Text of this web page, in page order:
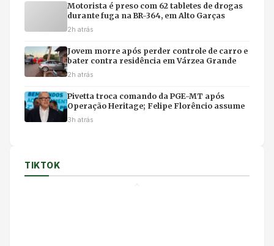
Motorista é preso com 62 tabletes de drogas
durante fuga na BR-364, em Alto Garças
2h atrás
Jovem morre após perder controle de carro e
bater contra residência em Várzea Grande
2h atrás
Pivetta troca comando da PGE-MT após
Operação Heritage; Felipe Florêncio assume
3h atrás
TIKTOK